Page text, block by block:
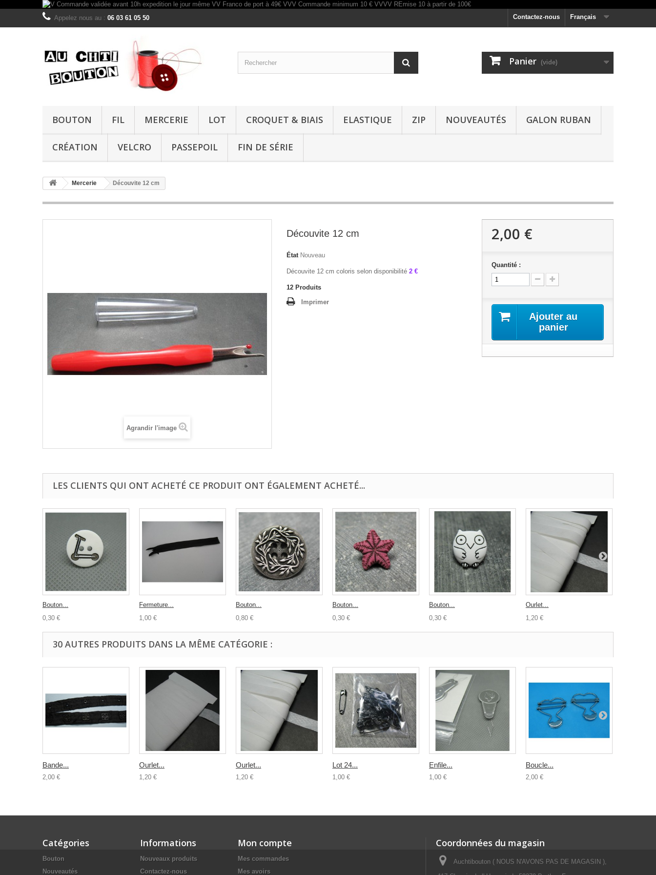
Français
Contactez-nous
Appelez nous au : 06 03 61 05 50
Panier (vide)
BOUTON FIL MERCERIE LOT CROQUET & BIAIS ELASTIQUE ZIP NOUVEAUTÉS GALON RUBAN
CRÉATION VELCRO PASSEPOIL FIN DE SÉRIE
Mercerie Découvite 12 cm
Agrandir l'image
Découvite 12 cm
État Nouveau
Découvite 12 cm coloris selon disponibilité 2 €
12 Produits
Imprimer
2,00 €
Quantité :
Ajouter au
panier
LES CLIENTS QUI ONT ACHETÉ CE PRODUIT ONT ÉGALEMENT ACHETÉ...
Bouton...
0,30 €
Fermeture...
1,00 €
Bouton...
0,80 €
Bouton...
0,30 €
Bouton...
0,30 €
Ourlet...
1,20 €
30 AUTRES PRODUITS DANS LA MÊME CATÉGORIE :
Bande...
2,00 €
Ourlet...
1,20 €
Ourlet...
1,20 €
Lot 24...
1,00 €
Enfile...
1,00 €
Boucle...
2,00 €
Catégories
Bouton
Nouveautés
Informations
Nouveaux produits
Contactez-nous
Mon compte
Mes commandes
Mes avoirs
Coordonnées du magasin
Auchtibouton ( NOUS N'AVONS PAS DE MAGASIN ),